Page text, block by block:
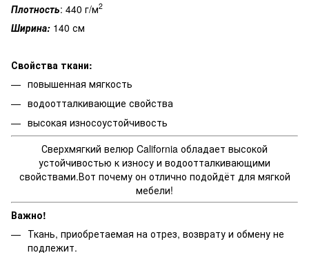
Плотность: 440 г/м2
Ширина: 140 см
Свойства ткани:
повышенная мягкость
водоотталкивающие свойства
высокая износоустойчивость
Сверхмягкий велюр California обладает высокой
устойчивостью к износу и водоотталкивающими
свойствами.Вот почему он отлично подойдёт для мягкой
мебели!
Важно!
Ткань, приобретаемая на отрез, возврату и обмену не
подлежит.